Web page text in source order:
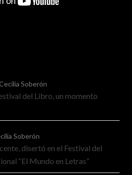
Soberón
del Libro, un momento
Soberón
disertó en el Festival del
“El Mundo en Letras”